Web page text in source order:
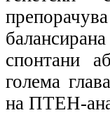
спонтани
голема
на ПТЕН-